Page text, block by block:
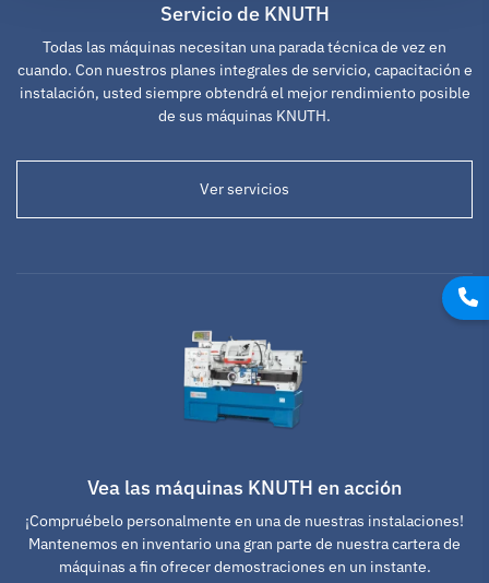
Servicio de KNUTH
Todas las máquinas necesitan una parada técnica de vez en
cuando. Con nuestros planes integrales de servicio, capacitación e
instalación, usted siempre obtendrá el mejor rendimiento posible
de sus máquinas KNUTH.
Ver servicios
Vea las máquinas KNUTH en acción
¡Compruébelo personalmente en una de nuestras instalaciones!
Mantenemos en inventario una gran parte de nuestra cartera de
máquinas a fin ofrecer demostraciones en un instante.